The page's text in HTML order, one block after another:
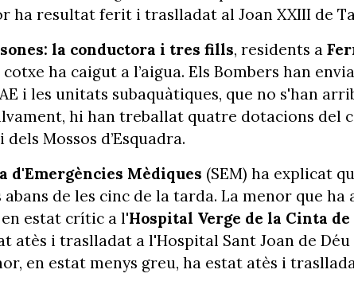
ha resultat ferit i traslladat al Joan XXIII de
la conductora i tres fills, residents a
ha caigut a l’aigua. Els Bombers han
i les unitats subaquàtiques, que no s'han
hi han treballat quatre dotacions del
Mossos d’Esquadra.
d'Emergències Mèdiques (SEM) ha explicat
de les cinc de la tarda. La menor que ha
estat crític a l'Hospital Verge de la Cinta de
atès i traslladat a l'Hospital Sant Joan de
en estat menys greu, ha estat atès i